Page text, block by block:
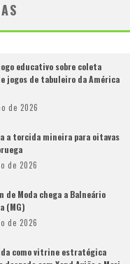
educativo sobre coleta
jogos de tabuleiro da América
de 2026
a torcida mineira para oitavas
de 2026
Moda chega a Balneário
(MG)
de 2026
como vitrine estratégica